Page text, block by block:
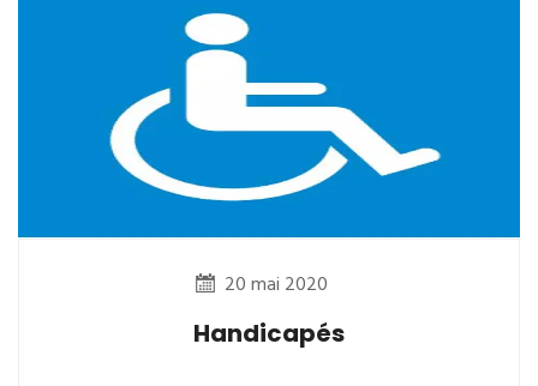
20 mai 2020
Handicapés